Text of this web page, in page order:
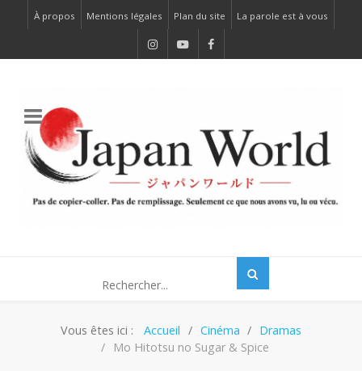
À propos Mentions légales Plan du site La parole est à vous
Vous êtes ici : Accueil Cinéma
Dramas
Mo Hitotsu no Sugar & Spice